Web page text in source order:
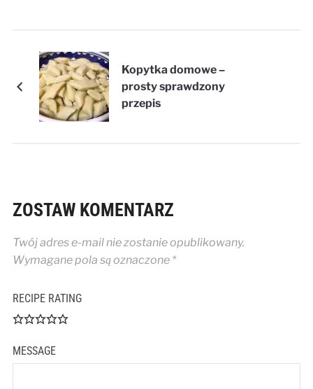
Kopytka domowe –
prosty sprawdzony
przepis
ZOSTAW KOMENTARZ
Twój adres e-mail nie zostanie opublikowany.
Wymagane pola są oznaczone *
RECIPE RATING
MESSAGE